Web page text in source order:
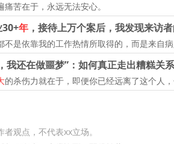
痛苦在于，永远无法安心。
年 ，接待上万个案后，我发现来访
不是依靠我的工作热情所取得的，而是来自
，我还在做噩梦”：如何真正走出糟糕关
的杀伤力就在于，即便你已经远离了这个人
者观点，不代表xx立场。